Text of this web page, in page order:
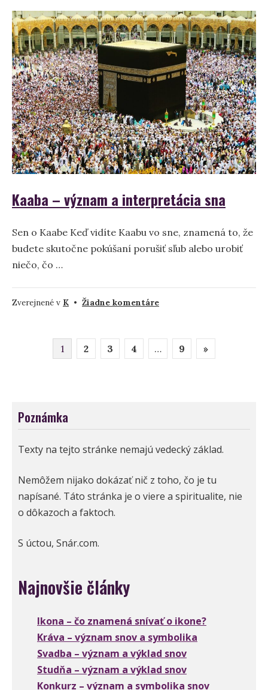
–
význam
snov
a
symbolika
Kaaba – význam a interpretácia sna
Sen o Kaabe Keď vidíte Kaabu vo sne, znamená to, že
budete skutočne pokúšaní porušiť sľub alebo urobiť
niečo, čo …
Zverejnené v K • Žiadne komentárena
význam
a
Stránkovanie
1 2 3 4 … 9 »
Poznámka
Texty na tejto stránke nemajú vedecký základ.
Nemôžem nijako dokázať nič z toho, čo je tu
napísané. Táto stránka je o viere a spiritualite, nie
o dôkazoch a faktoch.
S úctou, Snár.com.
Najnovšie články
Ikona – čo znamená snívať o ikone?
Kráva – význam snov a symbolika
Svadba – význam a výklad snov
Studňa – význam a výklad snov
Konkurz – význam a symbolika snov